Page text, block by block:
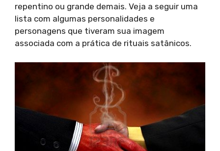
repentino ou grande demais. Veja a seguir uma
lista com algumas personalidades e
personagens que tiveram sua imagem
associada com a prática de rituais satânicos.